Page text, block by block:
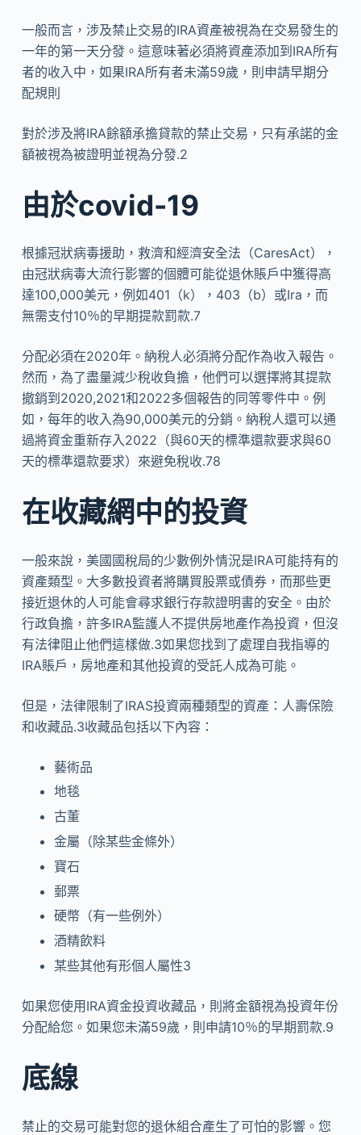
一般而言，涉及禁止交易的IRA資產被視為在交易發生的
一年的第一天分發。這意味著必須將資產添加到IRA所有
者的收入中，如果IRA所有者未滿59歲，則申請早期分
配規則
對於涉及將IRA餘額承擔貸款的禁止交易，只有承諾的金
額被視為被證明並視為分發.2
由於covid-19
根據冠狀病毒援助，救濟和經濟安全法（CaresAct），
由冠狀病毒大流行影響的個體可能從退休賬戶中獲得高
達100,000美元，例如401（k），403（b）或Ira，而
無需支付10％的早期提款罰款.7
分配必須在2020年。納稅人必須將分配作為收入報告。
然而，為了盡量減少稅收負擔，他們可以選擇將其提款
撤銷到2020,2021和2022多個報告的同等零件中。例
如，每年的收入為90,000美元的分銷。納稅人還可以通
過將資金重新存入2022（與60天的標準還款要求與60
天的標準還款要求）來避免稅收.78
在收藏網中的投資
一般來說，美國國稅局的少數例外情況是IRA可能持有的
資產類型。大多數投資者將購買股票或債券，而那些更
接近退休的人可能會尋求銀行存款證明書的安全。由於
行政負擔，許多IRA監護人不提供房地產作為投資，但沒
有法律阻止他們這樣做.3如果您找到了處理自我指導的
IRA賬戶，房地產和其他投資的受託人成為可能。
但是，法律限制了IRAS投資兩種類型的資產：人壽保險
和收藏品.3收藏品包括以下內容：
藝術品
地毯
古董
金屬（除某些金條外）
寶石
郵票
硬幣（有一些例外）
酒精飲料
某些其他有形個人屬性3
如果您使用IRA資金投資收藏品，則將金額視為投資年份
分配給您。如果您未滿59歲，則申請10％的早期罰款.9
底線
禁止的交易可能對您的退休組合產生了可怕的影響。您